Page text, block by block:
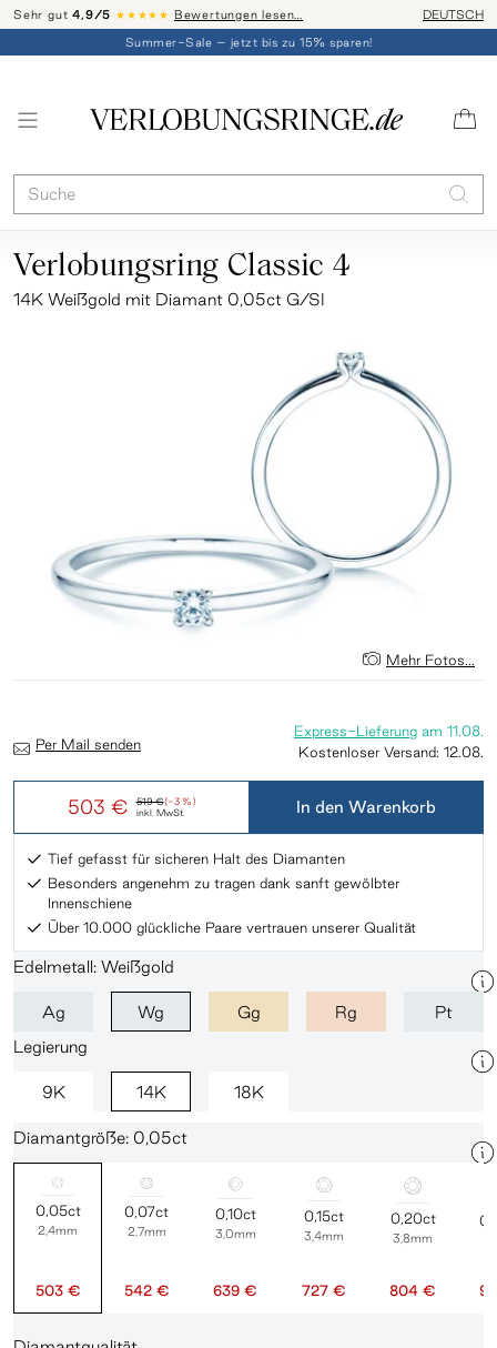
Sehr gut4,9/5 ★★★★★ Bewertungen lesen… Telefon-
DEUTSCH
Summer-Sale – jetzt bis zu 15% sparen!
Verlobungsring Classic 4
14K Weißgold mit Diamant 0,05ct G/SI
Mehr Fotos...
519 €(-3 %)
503 € inkl. MwSt.
Express-Lieferung am 11.08.
Kostenloser Versand: 12.08.
Per Mail senden
In den Warenkorb
Tief gefasst für sicheren Halt des Diamanten
Besonders angenehm zu tragen dank sanft gewölbter
Innenschiene
Über 10.000 glückliche Paare vertrauen unserer Qualität
Edelmetall: Weißgold
Ag Wg Gg Rg
Pt
Legierung
9K 14K 18K
Diamantgröße: 0,05ct
0,05ct
2,4mm
503 €
0,07ct
2,7mm
542 €
0,10ct
3,0mm
639 €
0,15ct
3,4mm
727 €
0,20ct
3,8mm
804 €